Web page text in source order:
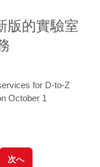
版的實驗室
for D-to-Z
October 1
次へ